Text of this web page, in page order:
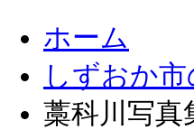
ホーム
しずおか
藁科川写真